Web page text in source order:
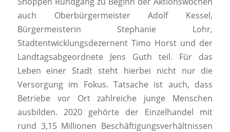
auch Oberbürgermeister Adolf Kessel,
Bürgermeisterin Stephanie Lohr,
Stadtentwicklungsdezernent Timo Horst und der
Landtagsabgeordnete Jens Guth teil. Für das
Leben einer Stadt steht hierbei nicht nur die
Versorgung im Fokus. Tatsache ist auch, dass
Betriebe vor Ort zahlreiche junge Menschen
ausbilden. 2020 gehörte der Einzelhandel mit
rund 3,15 Millionen Beschäftigungsverhältnissen